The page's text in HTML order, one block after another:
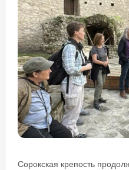
Сорокская крепость